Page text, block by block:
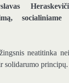
neatitinka
solidarumo principų.